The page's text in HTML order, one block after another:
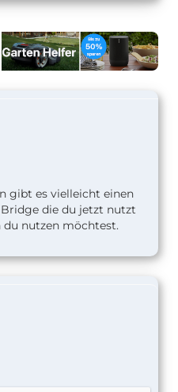
gibt es vielleicht einen
Bridge die du jetzt nutzt
du nutzen möchtest.